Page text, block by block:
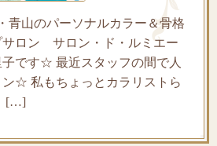
青山のパーソナルカラー＆骨格
サロン サロン・ド・ルミエー
です☆ 最近スタッフの間で人
☆ 私もちょっとカラリストら
[…]